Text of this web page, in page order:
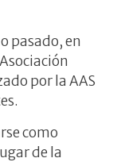
pasado, en
por la AAS
como
de la